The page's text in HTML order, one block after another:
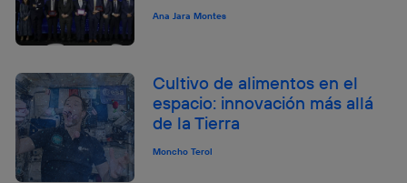
Ana Jara Montes
Cultivo de alimentos en el
espacio: innovación más allá
de la Tierra
Moncho Terol